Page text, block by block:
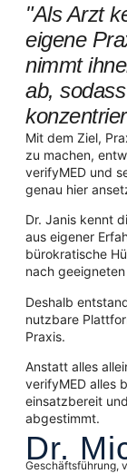
"Als Arzt
eigene
nimmt
ab,
Mit dem Ziel,
zu machen,
verifyMED und
genau hier
Dr. Janis kennt
aus eigener
bürokratische
nach
Deshalb
nutzbare
Praxis.
Anstatt alles
verifyMED alles
einsatzbereit
abgestimmt.
Dr.
Geschäftsführung,